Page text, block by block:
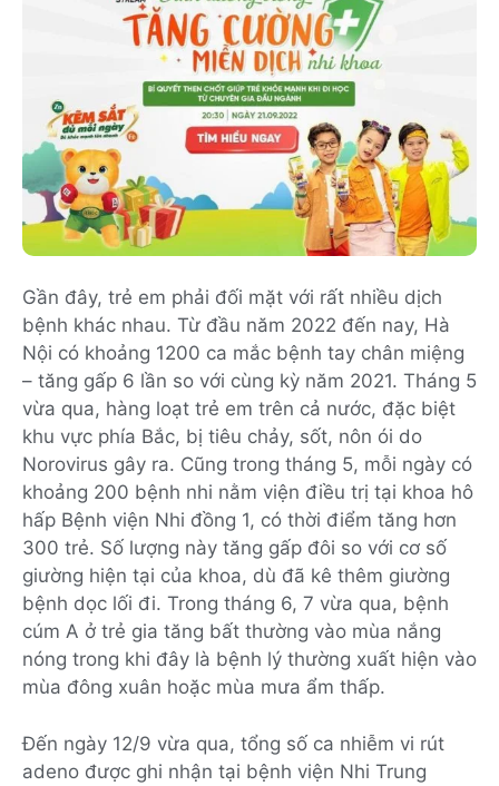
Gần đây, trẻ em phải đối mặt với rất nhiều dịch
bệnh khác nhau. Từ đầu năm 2022 đến nay, Hà
Nội có khoảng 1200 ca mắc bệnh tay chân miệng
– tăng gấp 6 lần so với cùng kỳ năm 2021. Tháng 5
vừa qua, hàng loạt trẻ em trên cả nước, đặc biệt
khu vực phía Bắc, bị tiêu chảy, sốt, nôn ói do
Norovirus gây ra. Cũng trong tháng 5, mỗi ngày có
khoảng 200 bệnh nhi nằm viện điều trị tại khoa hô
hấp Bệnh viện Nhi đồng 1, có thời điểm tăng hơn
300 trẻ. Số lượng này tăng gấp đôi so với cơ số
giường hiện tại của khoa, dù đã kê thêm giường
bệnh dọc lối đi. Trong tháng 6, 7 vừa qua, bệnh
cúm A ở trẻ gia tăng bất thường vào mùa nắng
nóng trong khi đây là bệnh lý thường xuất hiện vào
mùa đông xuân hoặc mùa mưa ẩm thấp.
Đến ngày 12/9 vừa qua, tổng số ca nhiễm vi rút
adeno được ghi nhận tại bệnh viện Nhi Trung